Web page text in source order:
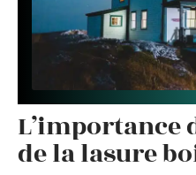
L’importance
de la lasure